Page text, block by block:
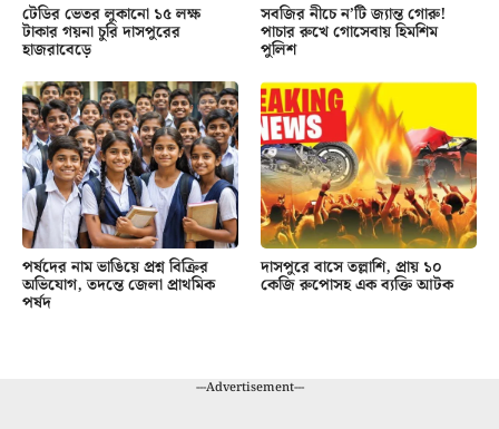
টেডির ভেতর লুকানো ১৫ লক্ষ
টাকার গয়না চুরি দাসপুরের
হাজরাবেড়ে
সবজির নীচে ন’টি জ্যান্ত গোরু!
পাচার রুখে গোসেবায় হিমশিম
পুলিশ
পর্ষদের নাম ভাঙিয়ে প্রশ্ন বিক্রির
অভিযোগ, তদন্তে জেলা প্রাথমিক
পর্ষদ
দাসপুরে বাসে তল্লাশি, প্রায় ১০
কেজি রুপোসহ এক ব্যক্তি আটক
---Advertisement---